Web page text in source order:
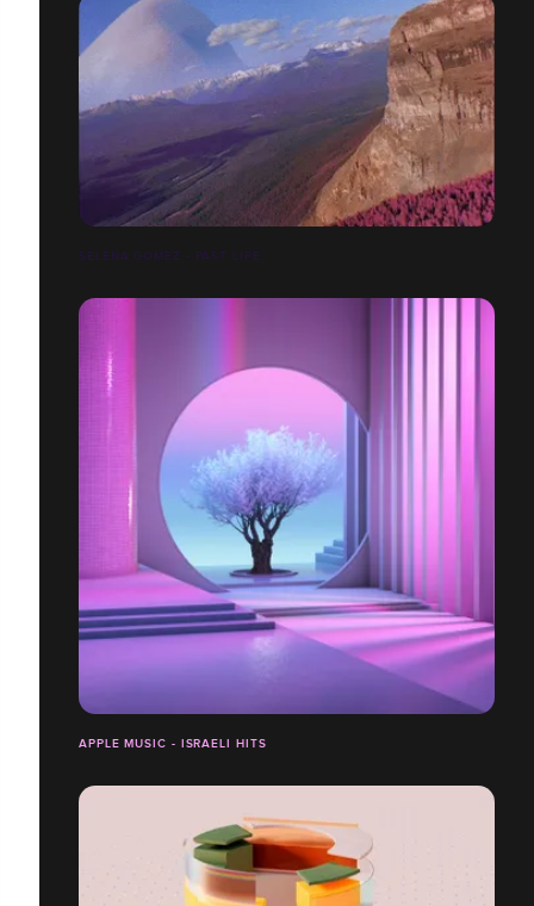
SELENA GOMEZ - PAST LIFE
APPLE MUSIC - ISRAELI HITS